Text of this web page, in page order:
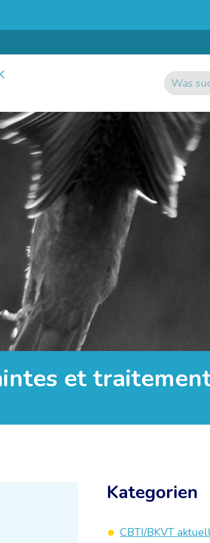
et
Kategorien
CBTI/BKVT